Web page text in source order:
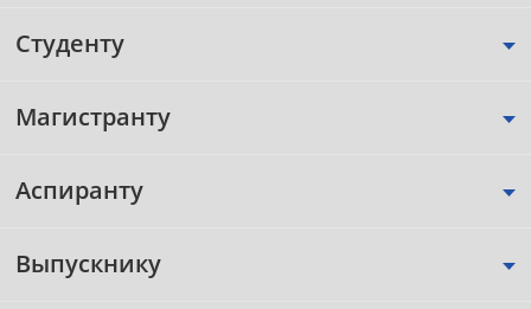
Студенту
Магистранту
Аспиранту
Выпускнику